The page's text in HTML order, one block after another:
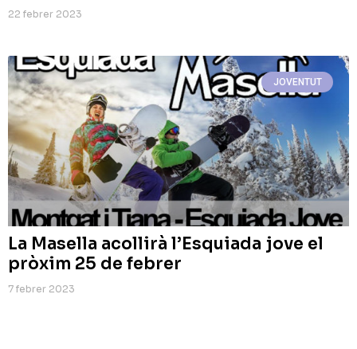
22 febrer 2023
JOVENTUT
La Masella acollirà l’Esquiada jove el
pròxim 25 de febrer
7 febrer 2023